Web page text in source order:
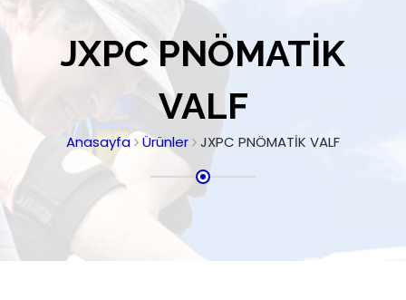
JXPC PNÖMATİK
VALF
Anasayfa Ürünler JXPC PNÖMATİK VALF